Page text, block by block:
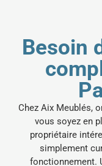
Besoin
Chez Aix Meublés,
vous soyez en
propriétaire
simplement
fonctionnement.